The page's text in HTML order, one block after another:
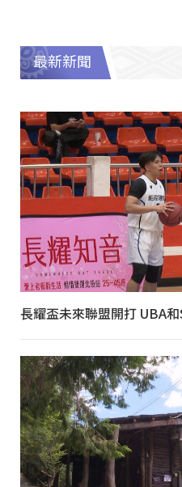
最新新聞
長耀盃未來聯盟開打 UBA